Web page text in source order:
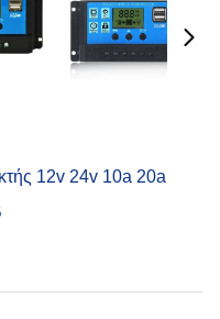
12v 24v 10a 20a